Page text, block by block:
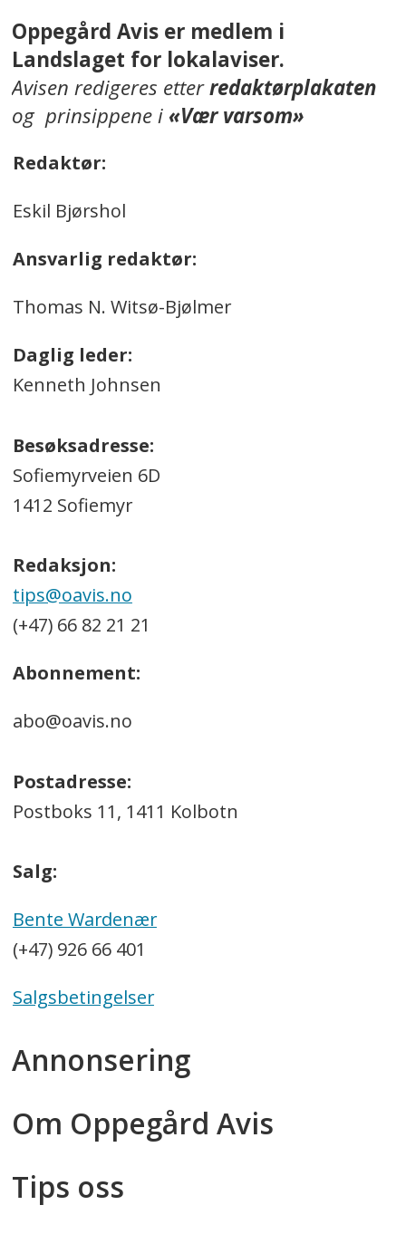
Oppegård Avis er medlem i
Landslaget for lokalaviser.
Avisen redigeres etterredaktørplakaten
og prinsippene i«Vær varsom»
Redaktør:
Eskil Bjørshol
Ansvarlig redaktør:
Thomas N. Witsø-Bjølmer
Daglig leder:
Kenneth Johnsen
Besøksadresse:
Sofiemyrveien 6D
1412 Sofiemyr
Redaksjon:
tips@oavis.no
(+47) 66 82 21 21
Abonnement:
abo@oavis.no
Postadresse:
Postboks 11, 1411 Kolbotn
Salg:
Bente Wardenær
(+47) 926 66 401
Salgsbetingelser
Annonsering
Om Oppegård Avis
Tips oss